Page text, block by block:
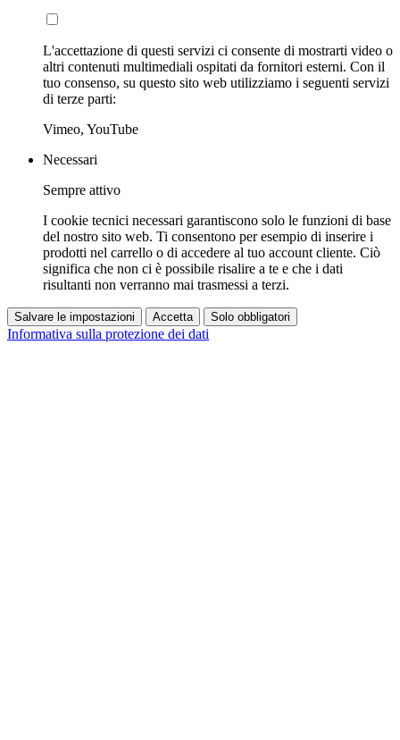
L'accettazione di questi servizi ci consente di mostrarti video o
altri contenuti multimediali ospitati da fornitori esterni. Con il
tuo consenso, su questo sito web utilizziamo i seguenti servizi
di terze parti:
Vimeo, YouTube
Necessari
Sempre attivo
I cookie tecnici necessari garantiscono solo le funzioni di base
del nostro sito web. Ti consentono per esempio di inserire i
prodotti nel carrello o di accedere al tuo account cliente. Ciò
significa che non ci è possibile risalire a te e che i dati
risultanti non verranno mai trasmessi a terzi.
Salvare le impostazioni Accetta Solo obbligatori
Informativa sulla protezione dei dati